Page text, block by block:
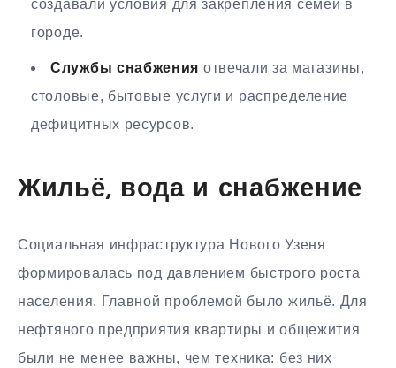
создавали условия для закрепления семей в
городе.
Службы снабжения отвечали за магазины,
столовые, бытовые услуги и распределение
дефицитных ресурсов.
Жильё, вода и снабжение
Социальная инфраструктура Нового Узеня
формировалась под давлением быстрого роста
населения. Главной проблемой было жильё. Для
нефтяного предприятия квартиры и общежития
были не менее важны, чем техника: без них